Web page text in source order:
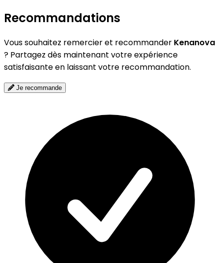
Recommandations
Vous souhaitez remercier et recommander Kenanova
? Partagez dès maintenant votre expérience
satisfaisante en laissant votre recommandation.
Je recommande